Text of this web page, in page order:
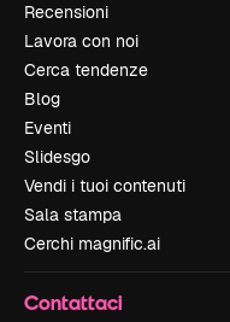
Recensioni
Lavora con noi
Cerca tendenze
Blog
Eventi
Slidesgo
Vendi i tuoi contenuti
Sala stampa
Cerchi magnific.ai
Contattaci